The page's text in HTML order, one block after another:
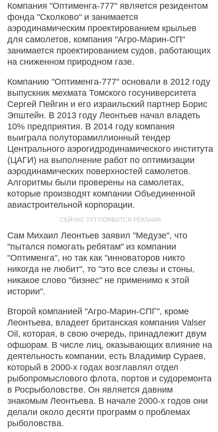
Компания "Оптименга-777" является резидентом
фонда "Сколково" и занимается
аэродинамическим проектированием крыльев
для самолетов, компания "Агро-Марин-СП"
занимается проектированием судов, работающих
на сниженном природном газе.
Компанию "Оптименга-777" основали в 2012 году
выпускник мехмата Томского госуниверситета
Сергей Пейгин и его израильский партнер Борис
Эпштейн. В 2013 году Леонтьев начал владеть
10% предприятия. В 2014 году компания
выиграла полуторамиллионный тендер
Центрального аэрогидродинамического института
(ЦАГИ) на выполнение работ по оптимизации
аэродинамических поверхностей самолетов.
Алгоритмы были проверены на самолетах,
которые производят компании Объединенной
авиастроительной корпорации.
Сам Михаил Леонтьев заявил "Медузе", что
"пытался помогать ребятам" из компании
"Оптименга", но так как "инноваторов никто
никогда не любит", то "это все слезы и стоны,
никакое слово "бизнес" не применимо к этой
истории".
Второй компанией "Агро-Марин-СПГ", кроме
Леонтьева, владеет британская компания Valser
Oil, которая, в свою очередь, принадлежит двум
офшорам. В числе лиц, оказывающих влияние на
деятельность компании, есть Владимир Сураев,
который в 2000-х годах возглавлял отдел
рыбопромыслового флота, портов и судоремонта
в Росрыболовстве. Он является давним
знакомым Леонтьева. В начале 2000-х годов они
делали около десяти программ о проблемах
рыболовства.